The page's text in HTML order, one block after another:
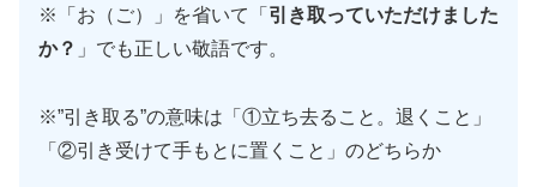
※「お（ご）」を省いて「 引き取っていただけました
か？ 」でも正しい敬語です。
※”引き取る”の意味は「①立ち去ること。退くこと」
「②引き受けて手もとに置くこと」のどちらか